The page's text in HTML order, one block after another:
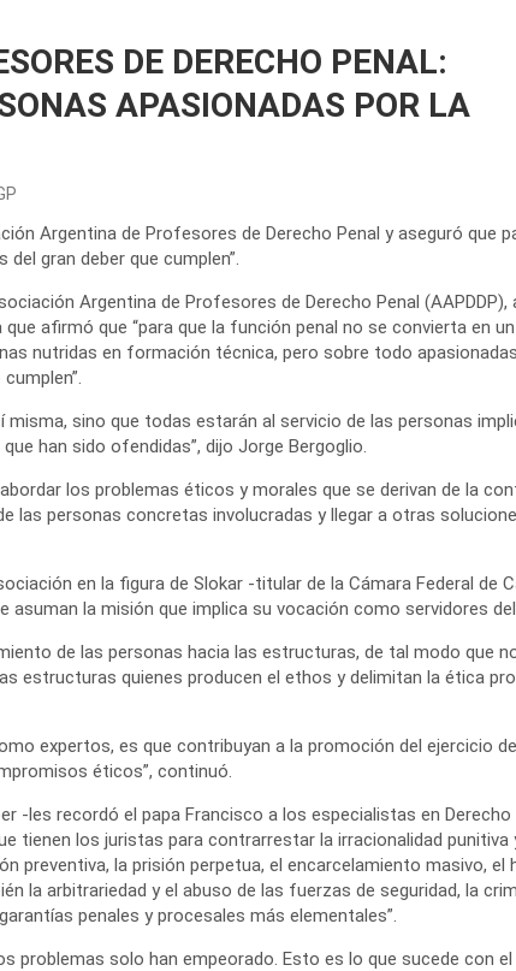
DE DERECHO PENAL:
APASIONADAS POR LA
Argentina de Profesores de Derecho Penal y aseguró que
gran deber que cumplen”.
Argentina de Profesores de Derecho Penal (AAPDDP),
que afirmó que “para que la función penal no se convierta en
nutridas en formación técnica, pero sobre todo
misma, sino que todas estarán al servicio de las personas
han sido ofendidas”, dijo Jorge Bergoglio.
los problemas éticos y morales que se derivan de la
las personas concretas involucradas y llegar a otras
en la figura de Slokar -titular de la Cámara Federal de
asuman la misión que implica su vocación como servidores del
de las personas hacia las estructuras, de tal modo que
estructuras quienes producen el ethos y delimitan la ética
expertos, es que contribuyan a la promoción del ejercicio
éticos”, continuó.
-les recordó el papa Francisco a los especialistas en Derecho
tienen los juristas para contrarrestar la irracionalidad punitiva
preventiva, la prisión perpetua, el encarcelamiento masivo, el
la arbitrariedad y el abuso de las fuerzas de seguridad, la
penales y procesales más elementales”.
problemas solo han empeorado. Esto es lo que sucede con